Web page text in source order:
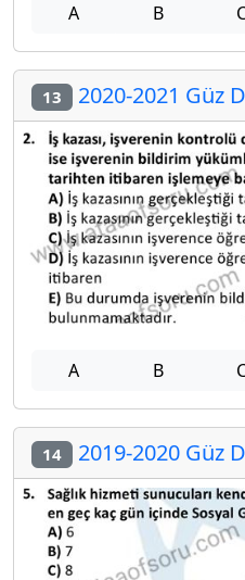
A B
13 2020-2021 Güz
A B
14 2019-2020 Güz